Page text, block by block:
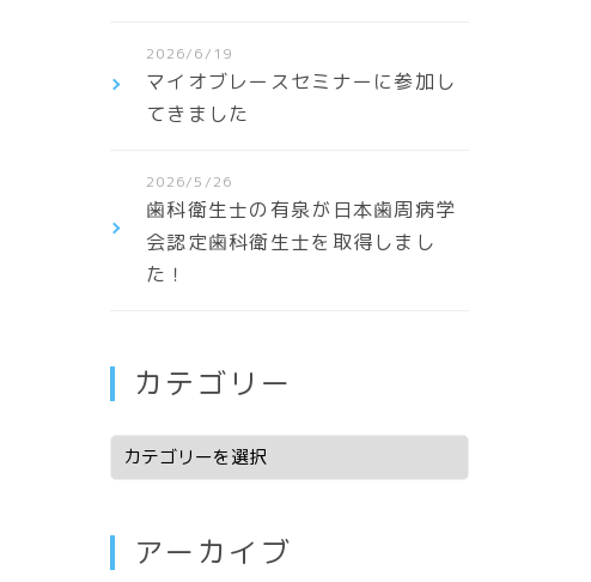
2026/6/19
マイオブレースセミナーに参加し
てきました
2026/5/26
歯科衛生士の有泉が日本歯周病学
会認定歯科衛生士を取得しまし
た！
カテゴリー
アーカイブ